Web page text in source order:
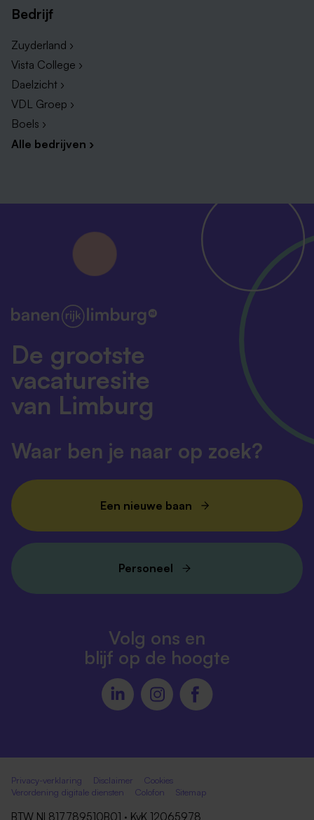
Bedrijf
Zuyderland ›
Vista College ›
Daelzicht ›
VDL Groep ›
Boels ›
Alle bedrijven ›
De grootste
vacaturesite
van Limburg
Waar ben je naar op zoek?
Een nieuwe baan
Personeel
Volg ons en
blijf op de hoogte
Privacy-verklaring Disclaimer
Cookies
Verordening digitale diensten
Colofon Sitemap
BTW NL817789510B01 · KvK 12065978